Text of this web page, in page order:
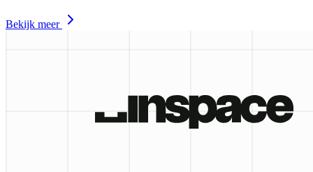
Bekijk meer